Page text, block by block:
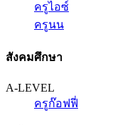
ครูไอซ์
ครูนน
สังคมศึกษา
A-LEVEL
ครูก๊อฟฟี่